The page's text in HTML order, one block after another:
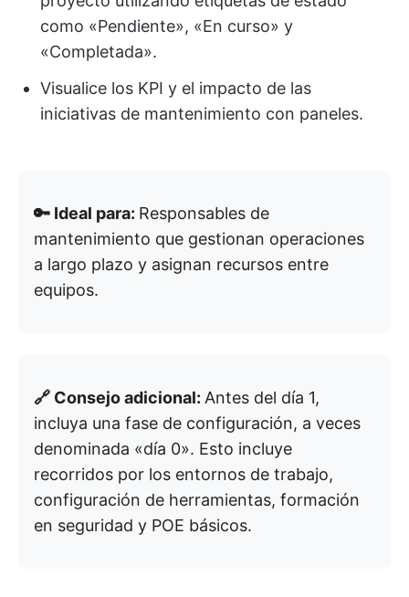
como «Pendiente», «En curso» y
«Completada».
Visualice los KPI y el impacto de las
iniciativas de mantenimiento con paneles.
🔑 Ideal para: Responsables de
mantenimiento que gestionan operaciones
a largo plazo y asignan recursos entre
equipos.
🔗 Consejo adicional: Antes del día 1,
incluya una fase de configuración, a veces
denominada «día 0». Esto incluye
recorridos por los entornos de trabajo,
configuración de herramientas, formación
en seguridad y POE básicos.